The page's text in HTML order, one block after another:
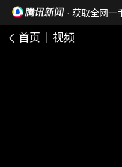
· 获取全网一
首页 视频